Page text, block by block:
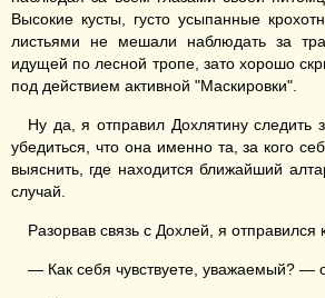
Высокие кусты, густо усыпанные
листьями не мешали наблюдать за
идущей по лесной тропе, зато хорошо
под действием активной "Маскировки".
Ну да, я отправил Дохлятину следить
убедиться, что она именно та, за кого
выяснить, где находится ближайший
случай.
Разорвав связь с Дохлей, я отправился
— Как себя чувствуете, уважаемый? —